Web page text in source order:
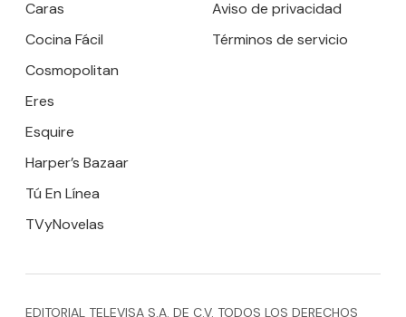
Caras
Cocina Fácil
Cosmopolitan
Eres
Esquire
Harper’s Bazaar
Tú En Línea
TVyNovelas
Aviso de privacidad
Términos de servicio
EDITORIAL TELEVISA S.A. DE C.V. TODOS LOS DERECHOS